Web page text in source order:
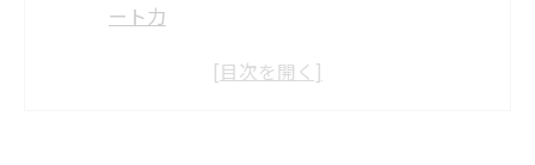
ート力
サポート力が高い結婚相談所はすぐ決まる